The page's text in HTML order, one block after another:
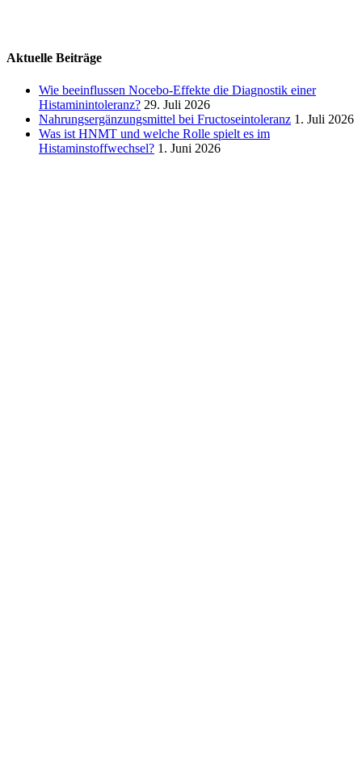
Aktuelle Beiträge
Wie beeinflussen Nocebo‑Effekte die Diagnostik einer
Histaminintoleranz? 29. Juli 2026
Nahrungsergänzungsmittel bei Fructoseintoleranz 1. Juli 2026
Was ist HNMT und welche Rolle spielt es im
Histaminstoffwechsel? 1. Juni 2026